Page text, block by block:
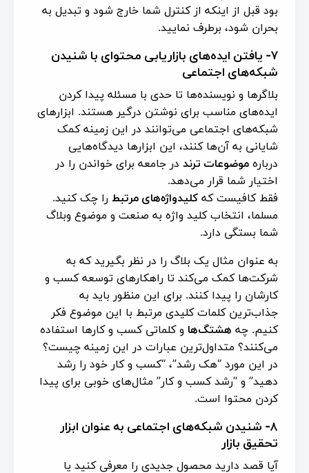
بود قبل از اینکه از کنترل شما خارج شود و تبدیل به
بحران شود، برطرف نمایید.
۷- یافتن ایده‌های بازاریابی محتوای با شنیدن
شبکه‌های اجتماعی
بلاگرها و نویسنده‌ها تا حدی با مسئله پیدا کردن
ایده‌های مناسب برای نوشتن درگیر هستند. ابزارهای
شبکه‌های اجتماعی می‌توانند در این زمینه کمک
شایانی به آن‌ها کنند، این ابزارها دیدگاه‌هایی
درباره موضوعات ترند در جامعه برای خواندن را در
اختیار شما قرار می‌دهد.
فقط کافیست که کلیدواژه‌های مرتبط را چک کنید.
مسلما، انتخاب کلید واژه به صنعت و موضوع وبلاگ
شما بستگی دارد.
به عنوان مثال یک بلاگ را در نظر بگیرید که به
شرکت‌ها کمک می‌کند تا راهکارهای توسعه کسب و
کارشان را پیدا کنند. برای این منظور باید به
جذاب‌ترین کلمات کلیدی مرتبط با این موضوع فکر
کنیم. چه هشتگ‌ها و کلماتی کسب و کارها استفاده
می‌کنند؟ متداول‌ترین عبارات در این زمینه چیست؟
در این مورد “هک رشد”، “کسب و کار خود را رشد
دهید” و “رشد کسب و کار” مثال‌های خوبی برای پیدا
کردن محتوا است.
۸- شنیدن شبکه‌های اجتماعی به عنوان ابزار
تحقیق بازار
آیا قصد دارید محصول جدیدی را معرفی کنید یا